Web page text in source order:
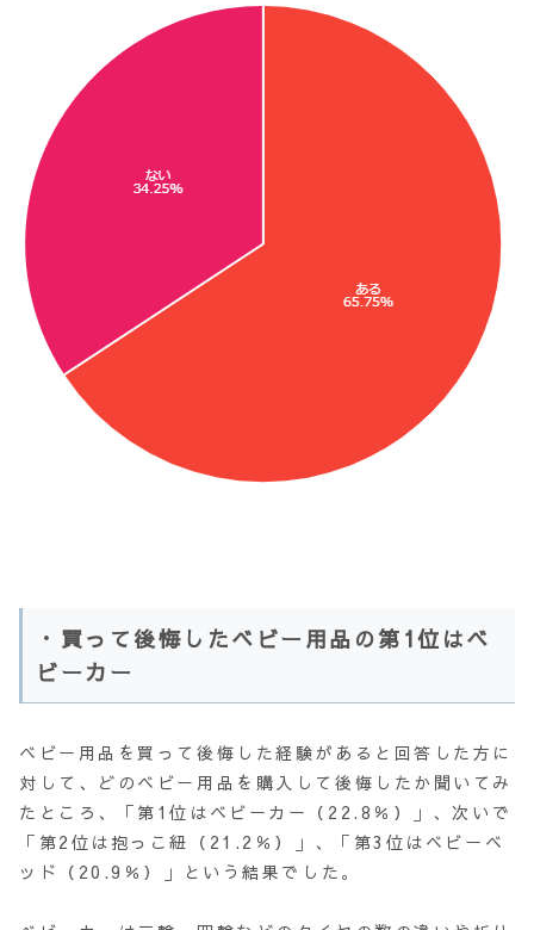
・買って後悔したベビー用品の第1位はベ
ビーカー
ベビー用品を買って後悔した経験があると回答した方に
対して、どのベビー用品を購入して後悔したか聞いてみ
たところ、「第1位はベビーカー（22.8％）」、次いで
「第2位は抱っこ紐（21.2％）」、「第3位はベビーベ
ッド（20.9％）」という結果でした。